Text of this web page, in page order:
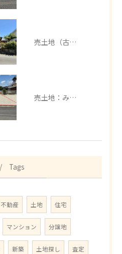
売土地（古家有）：みなべ町芝
売土地：みなべ町埴田
Tags
不動産 土地 住宅
マンション 分譲地
新築 土地探し 査定